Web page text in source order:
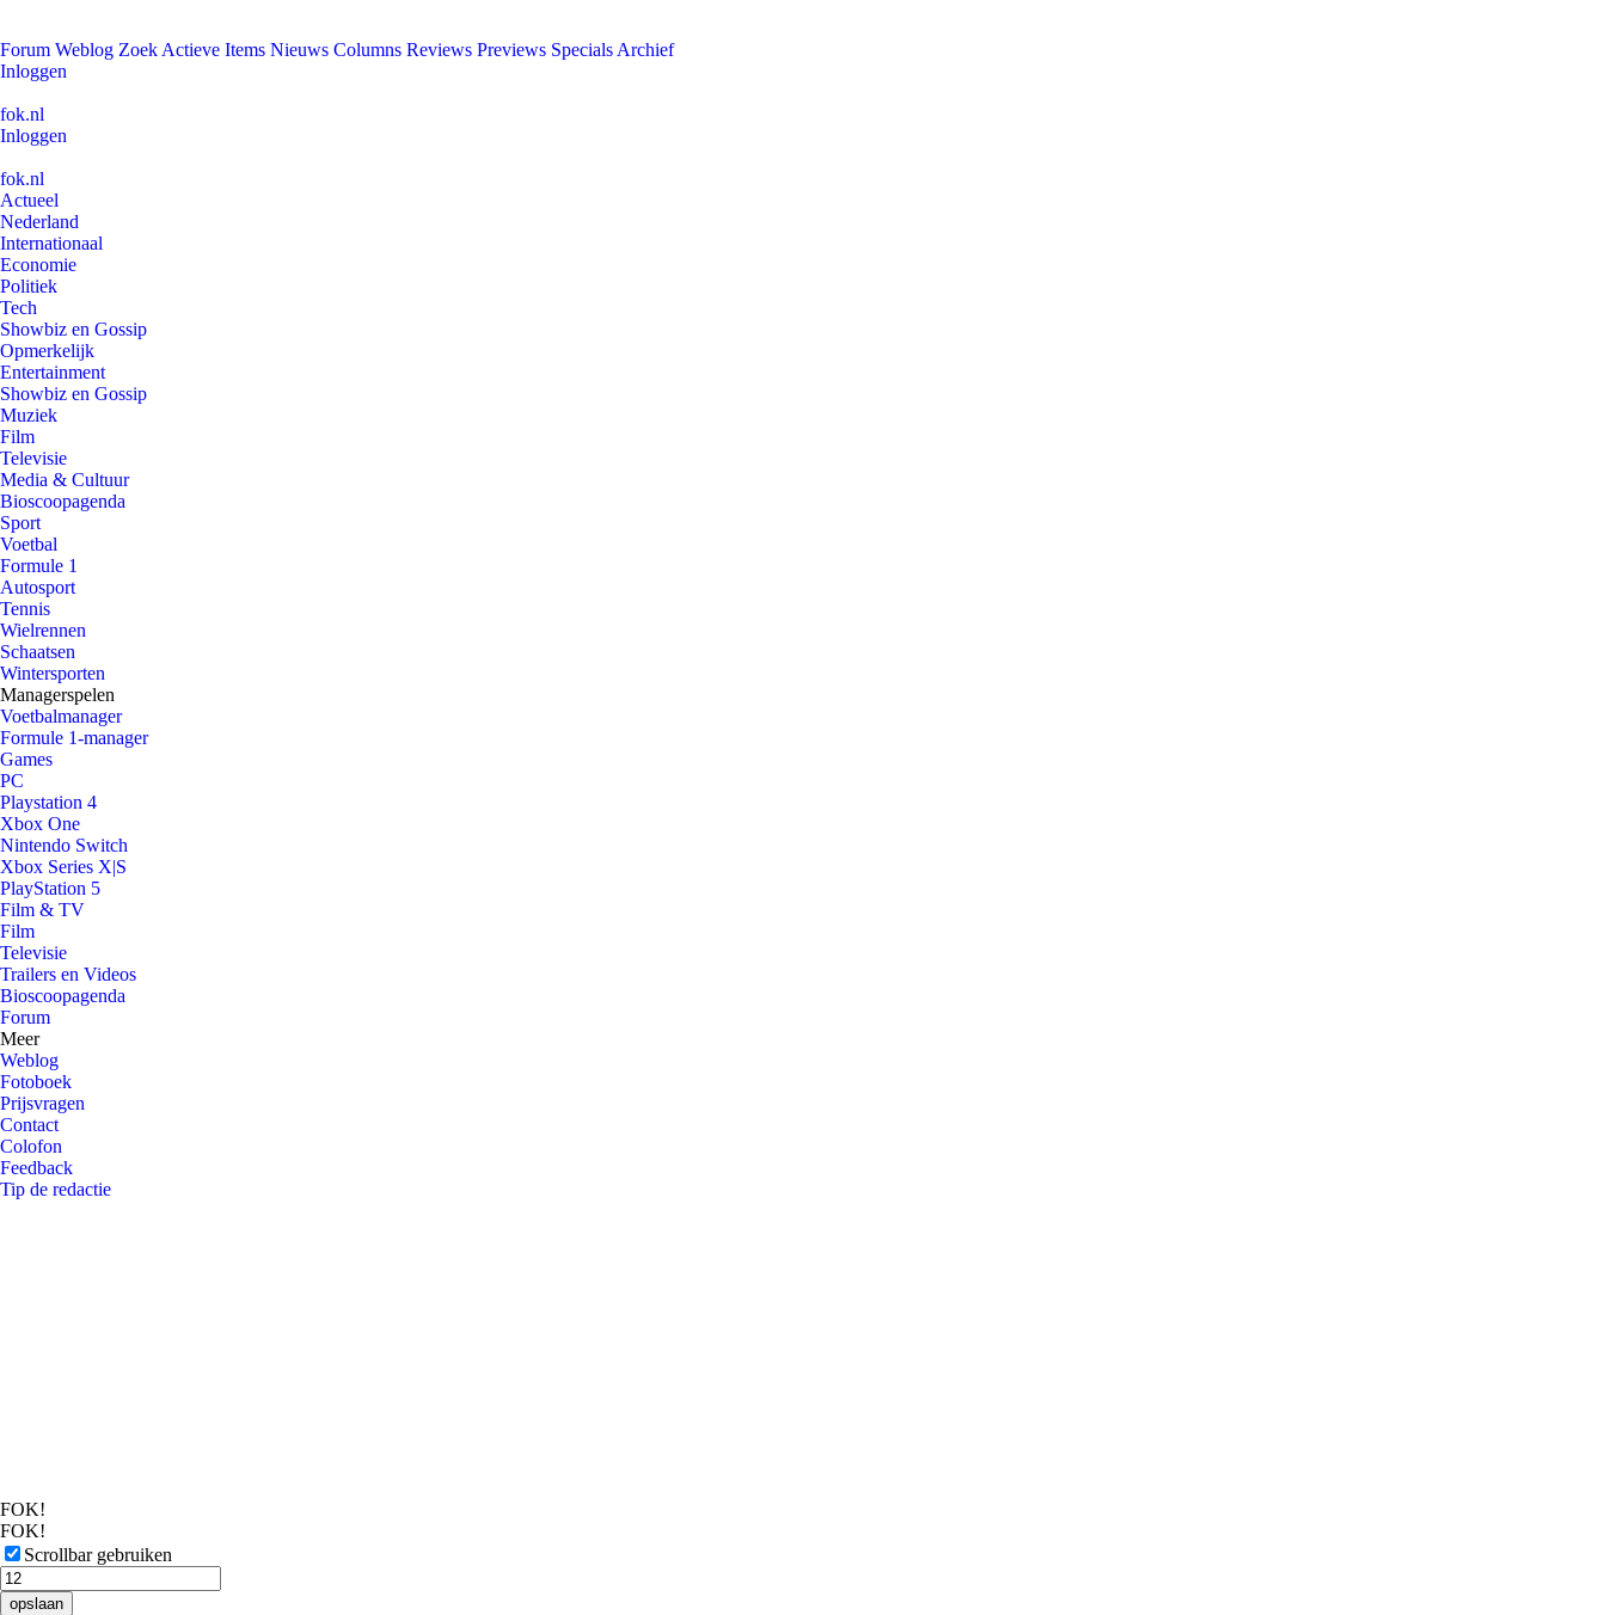
Forum Weblog Zoek Actieve Items Nieuws Columns Reviews Previews Specials Archief
Inloggen
fok.nl
Inloggen
fok.nl
Actueel
Nederland
Internationaal
Economie
Politiek
Tech
Showbiz en Gossip
Opmerkelijk
Entertainment
Showbiz en Gossip
Muziek
Film
Televisie
Media & Cultuur
Bioscoopagenda
Sport
Voetbal
Formule 1
Autosport
Tennis
Wielrennen
Schaatsen
Wintersporten
Managerspelen
Voetbalmanager
Formule 1-manager
Games
PC
Playstation 4
Xbox One
Nintendo Switch
Xbox Series X|S
PlayStation 5
Film & TV
Film
Televisie
Trailers en Videos
Bioscoopagenda
Forum
Meer
Weblog
Fotoboek
Prijsvragen
Contact
Colofon
Feedback
Tip de redactie
FOK!
FOK!
Scrollbar gebruiken
opslaan